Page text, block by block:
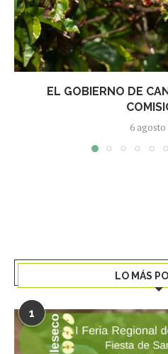
EL GOBIERNO DE
6 agosto
LO MÁS
1